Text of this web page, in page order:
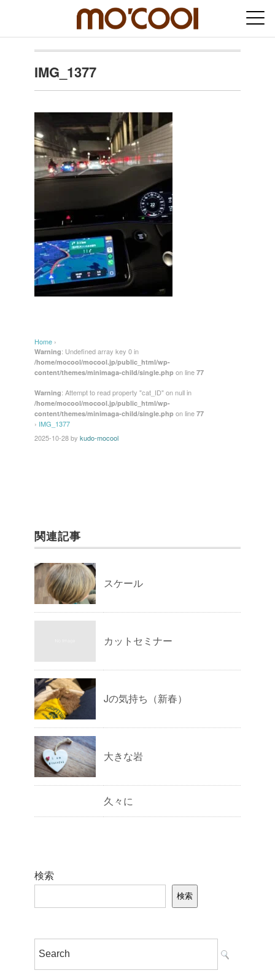
IMG_1377
Home ›
Warning: Undefined array key 0 in
/home/mocool/mocool.jp/public_html/wp-
content/themes/minimaga-child/single.php on line 77
Warning: Attempt to read property "cat_ID" on null in
/home/mocool/mocool.jp/public_html/wp-
content/themes/minimaga-child/single.php on line 77
› IMG_1377
2025-10-28by kudo-mocool
関連記事
スケール
カットセミナー
Jの気持ち（新春）
大きな岩
久々に
検索
検索